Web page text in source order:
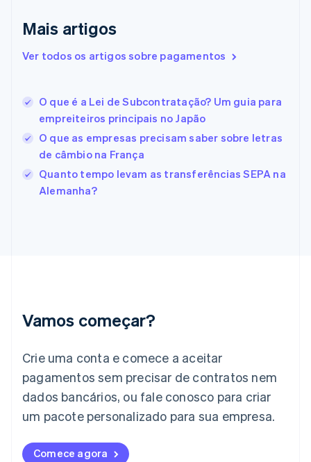
Mais artigos
Ver todos os artigos sobre pagamentos
O que é a Lei de Subcontratação? Um guia para
empreiteiros principais no Japão
O que as empresas precisam saber sobre letras
de câmbio na França
Quanto tempo levam as transferências SEPA na
Alemanha?
Vamos começar?
Crie uma conta e comece a aceitar
pagamentos sem precisar de contratos nem
dados bancários, ou fale conosco para criar
um pacote personalizado para sua empresa.
Comece agora
Eslováquia
English
EnglishItaliano
Estados Unidos
EnglishEspañol简体中文
Estônia
English
Finlândia
EnglishSvenska
França
Irlanda
Itália
English
Japão
日本語English
Letônia
Liechtenstein
Deutsch English